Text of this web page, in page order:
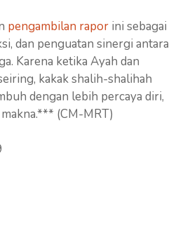
pengambilan rapor ini sebagai
dan penguatan sinergi antara
Karena ketika Ayah dan
kakak shalih-shalihah
dengan lebih percaya diri,
(CM-MRT)